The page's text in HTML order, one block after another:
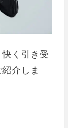
く引き受
介しま